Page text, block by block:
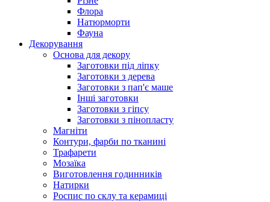
Флора
Натюрморти
Фауна
Декорування
Основа для декору
Заготовки під ліпку
Заготовки з дерева
Заготовки з пап'є маше
Інші заготовки
Заготовки з гіпсу
Заготовки з пінопласту
Магніти
Контури, фарби по тканині
Трафарети
Мозаїка
Виготовлення годинників
Натирки
Роспис по склу та керамиці